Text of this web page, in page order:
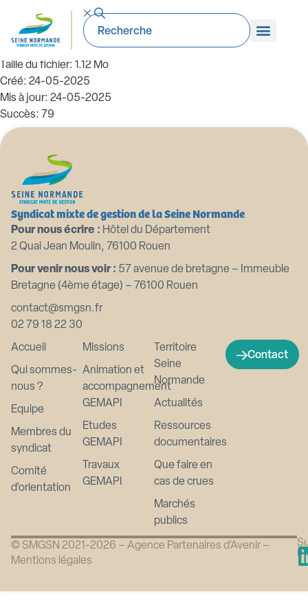
99_DE-2023.12.07. Ouverture anticipée
des crédits pour le BP 2024
Taille du fichier: 1.12 Mo
Créé: 24-05-2025
Mis à jour: 24-05-2025
Succès: 79
Syndicat mixte de gestion de la Seine Normande
Pour nous écrire : Hôtel du Département
2 Quai Jean Moulin, 76100 Rouen
Pour venir nous voir : 57 avenue de bretagne – Immeuble
Bretagne (4ème étage) – 76100 Rouen
contact@smgsn.fr
02 79 18 22 30
Accueil
Qui sommes-
nous ?
Equipe
Membres du
syndicat
Comité
d’orientation
Missions
Animation et
accompagnement
GEMAPI
Etudes
GEMAPI
Travaux
GEMAPI
Territoire
Seine
Normande
Actualités
Ressources
documentaires
Que faire en
cas de crues
Marchés
publics
Contact
© SMGSN 2021-2026 – Agence Partenaires d’Avenir –
Mentions légales